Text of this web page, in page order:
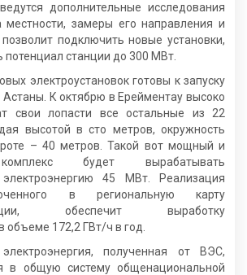
дополнительные исследования
местности, замеры его направления и
подключить новые установки,
потенциал станции до 300 МВт.
электроустановок готовы к запуску
К октябрю в Ерейментау высоко
свои лопасти все остальные из 22
высотой в сто метров, окружность
– 40 метров. Такой вот мощный и
будет вырабатывать
45 МВт. Реализация
в региональную карту
обеспечит выработку
объеме 172,2 ГВт/ч в год.
полученная от ВЭС,
в общую систему общенациональной